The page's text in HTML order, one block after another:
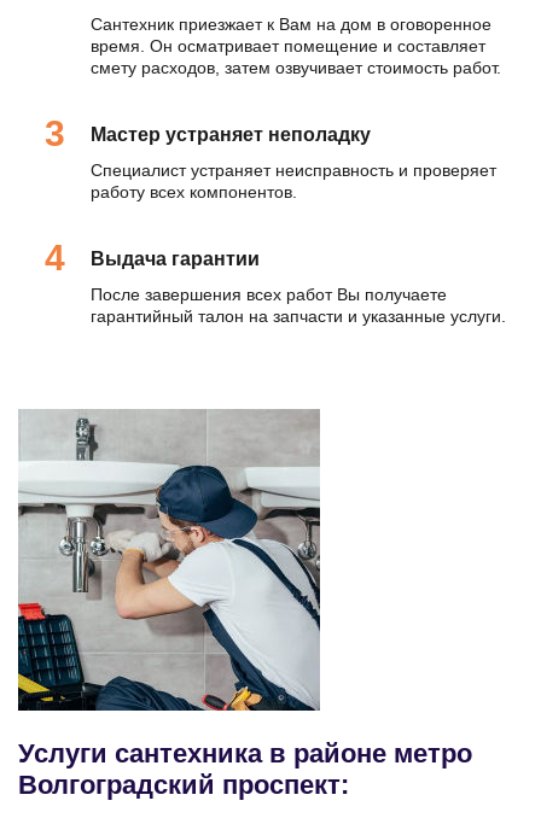
Сантехник приезжает к Вам на дом в оговоренное
время. Он осматривает помещение и составляет
смету расходов, затем озвучивает стоимость работ.
Мастер устраняет неполадку
Специалист устраняет неисправность и проверяет
работу всех компонентов.
Выдача гарантии
После завершения всех работ Вы получаете
гарантийный талон на запчасти и указанные услуги.
Услуги сантехника в районе метро
Волгоградский проспект: